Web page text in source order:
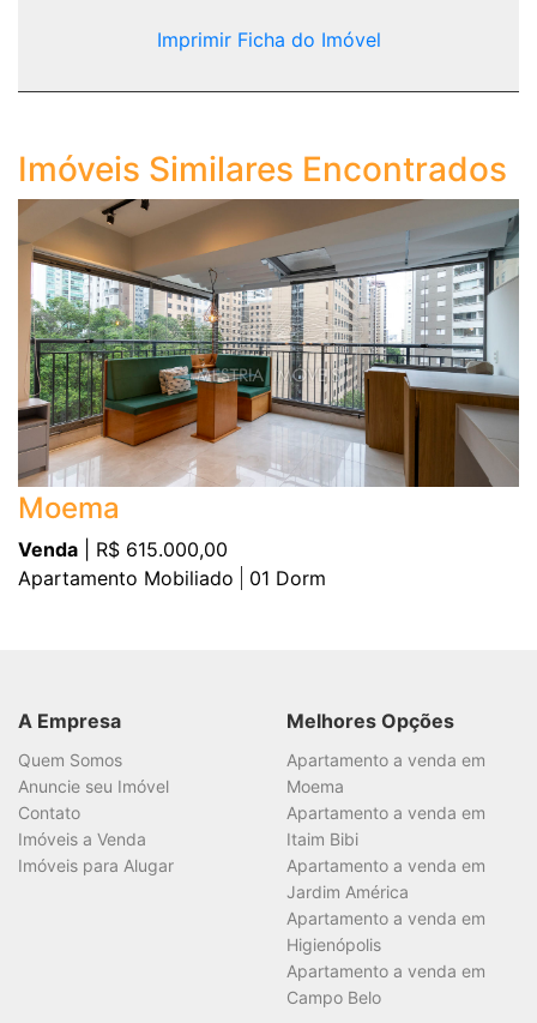
Imprimir Ficha do Imóvel
Imóveis Similares Encontrados
Moema
Venda | R$ 615.000,00
Apartamento Mobiliado
01 Dorm
A Empresa
Quem Somos
Anuncie seu Imóvel
Contato
Imóveis a Venda
Imóveis para Alugar
Melhores Opções
Apartamento a venda em
Moema
Apartamento a venda em
Itaim Bibi
Apartamento a venda em
Jardim América
Apartamento a venda em
Higienópolis
Apartamento a venda em
Campo Belo